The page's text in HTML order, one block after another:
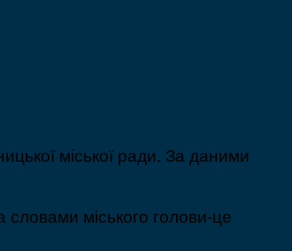
міської ради. За даними
міського голови-це